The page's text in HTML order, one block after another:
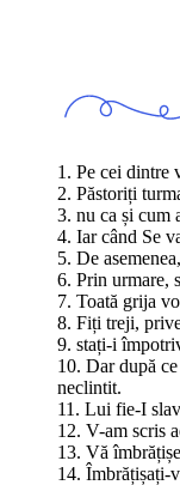
1. Pe cei dintre
2. Păstoriți
3. nu ca și cum
4. Iar când Se
5. De
6. Prin urmare,
7. Toată grija
8. Fiți treji,
9. stați-i
10. Dar după
neclintit.
11. Lui fie-I
12. V-am scris
13. Vă
14. Îmbrățișați-